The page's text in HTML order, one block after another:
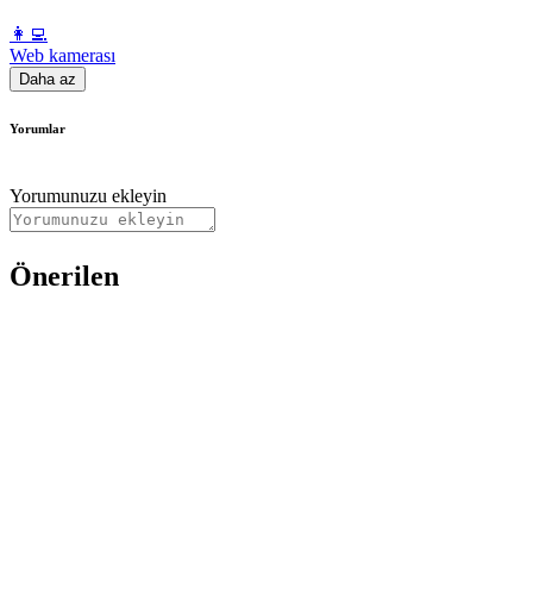
️👩‍💻️
Web kamerası
Daha az
Yorumlar
Yorumunuzu ekleyin
Önerilen